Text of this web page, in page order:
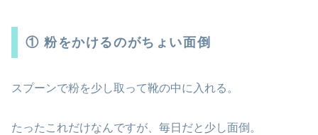
① 粉をかけるのがちょい面倒
スプーンで粉を少し取って靴の中に入れる。
たったこれだけなんですが、毎日だと少し面倒。